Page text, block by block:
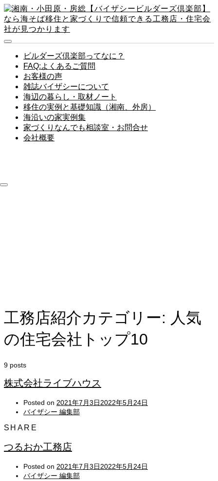
ビルダーズ倶楽部ってなに？
FAQ:よくあるご質問
お客様の声
雑誌バイザシーについて
海辺の暮らし・取材ノート
移住の実例と基礎知識（湘南、外房）
海沿いの家実例集
家づくりなんでも相談室・お問合せ
会社概要
工務店紹介カテゴリー: 人気
の住宅会社トップ10
9 posts
株式会社ライブハウス
Posted on 2021年7月3日2022年5月24日
バイザシー 編集部
SHARE
つるおか工務店
Posted on 2021年7月3日2022年5月24日
バイザシー 編集部